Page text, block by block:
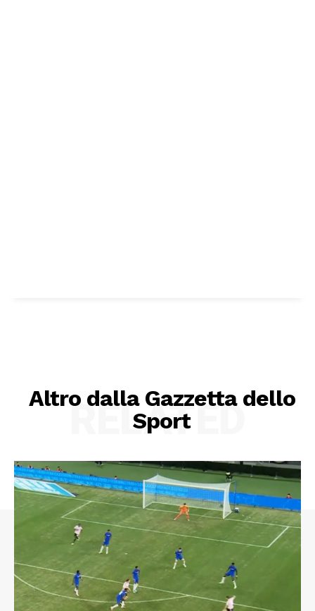
Altro dalla Gazzetta dello
Sport
RELATED